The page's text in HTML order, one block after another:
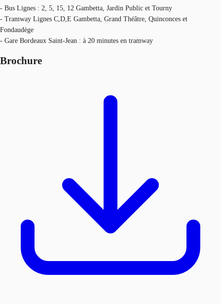
- Bus Lignes : 2, 5, 15, 12 Gambetta, Jardin Public et Tourny
- Tramway Lignes C,D,E Gambetta, Grand Théâtre, Quinconces et
Fondaudège
- Gare Bordeaux Saint-Jean : à 20 minutes en tramway
Brochure